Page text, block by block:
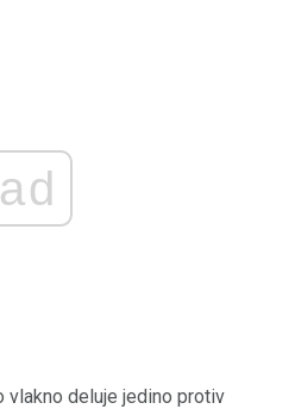
ad
vlakno deluje jedino protiv